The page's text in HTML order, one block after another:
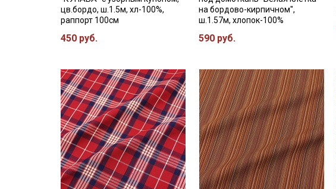
цв.бордо, ш.1.5м, хл-100%,
раппорт 100см
450 руб.
на бордово-кирпичном",
ш.1.57м, хлопок-100%
590 руб.